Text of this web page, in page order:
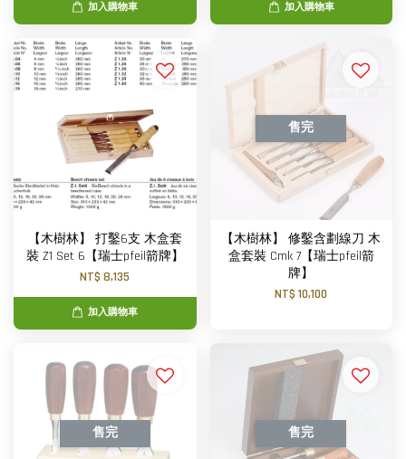
加入購物車 加入購物車
【木樹林】 打鑿6支 木盒套
裝 Z1 Set 6【瑞士pfeil箭牌】
NT$ 8,135
加入購物車
售完
【木樹林】 修鑿含劃線刀 木
盒套裝 Cmk 7【瑞士pfeil箭
牌】
NT$ 10,100
售完 售完